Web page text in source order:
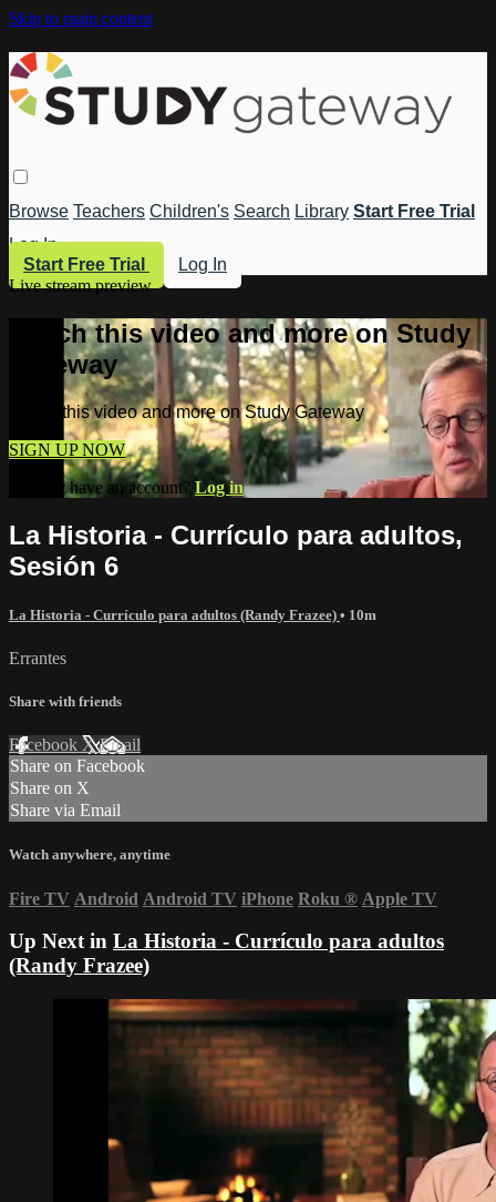
Skip to main content
Browse Teachers Children's Search Library Start Free Trial
Log In
Start Free Trial
Log In
Live stream preview
Watch this video and more on Study
Gateway
Watch this video and more on Study Gateway
SIGN UP NOW
Already have an account? Log in
La Historia - Currículo para adultos,
Sesión 6
La Historia - Currículo para adultos (Randy Frazee) • 10m
Errantes
Share with friends
Facebook XEmail
Share on Facebook
Share on X
Share via Email
Watch anywhere, anytime
Fire TV Android Android TV iPhone Roku ® Apple TV
Up Next in La Historia - Currículo para adultos
(Randy Frazee)